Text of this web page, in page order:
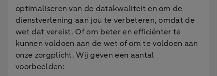
optimaliseren van de datakwaliteit en om de
dienstverlening aan jou te verbeteren, omdat de
wet dat vereist. Of om beter en efficiënter te
kunnen voldoen aan de wet of om te voldoen aan
onze zorgplicht. Wij geven een aantal
voorbeelden: